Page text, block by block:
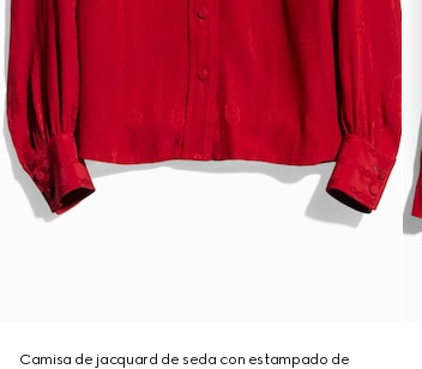
Camisa de jacquard de seda con estampado de